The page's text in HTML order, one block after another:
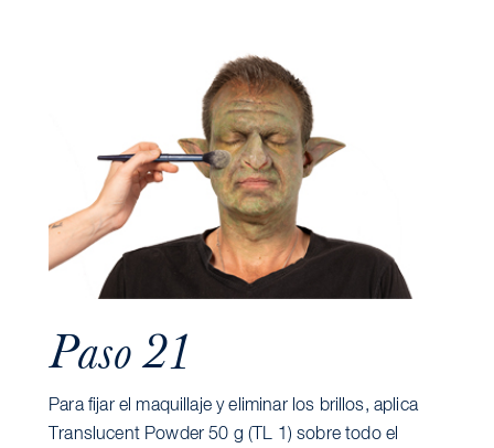
Paso 21
Para fijar el maquillaje y eliminar los brillos, aplica
Translucent Powder 50 g (TL 1) sobre todo el